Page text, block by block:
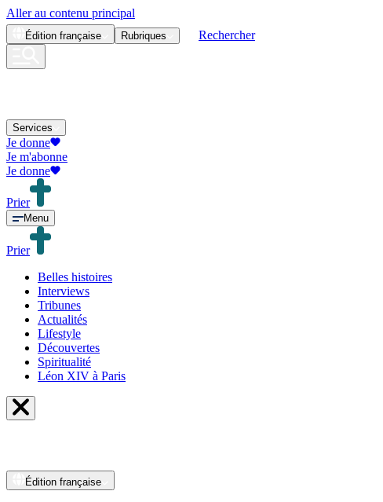
Aller au contenu principal
Édition française Rubriques Rechercher
Services
Je donne
Je m'abonne
Je donne
Prier
Menu
Prier
Belles histoires
Interviews
Tribunes
Actualités
Lifestyle
Découvertes
Spiritualité
Léon XIV à Paris
Édition française